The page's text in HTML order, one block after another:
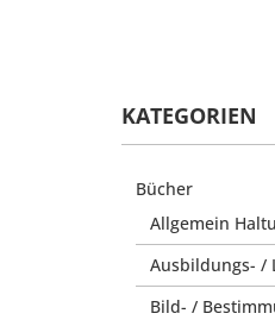
KATEGORIEN
Bücher
Allgemein
Ausbildungs- /
Bild- /